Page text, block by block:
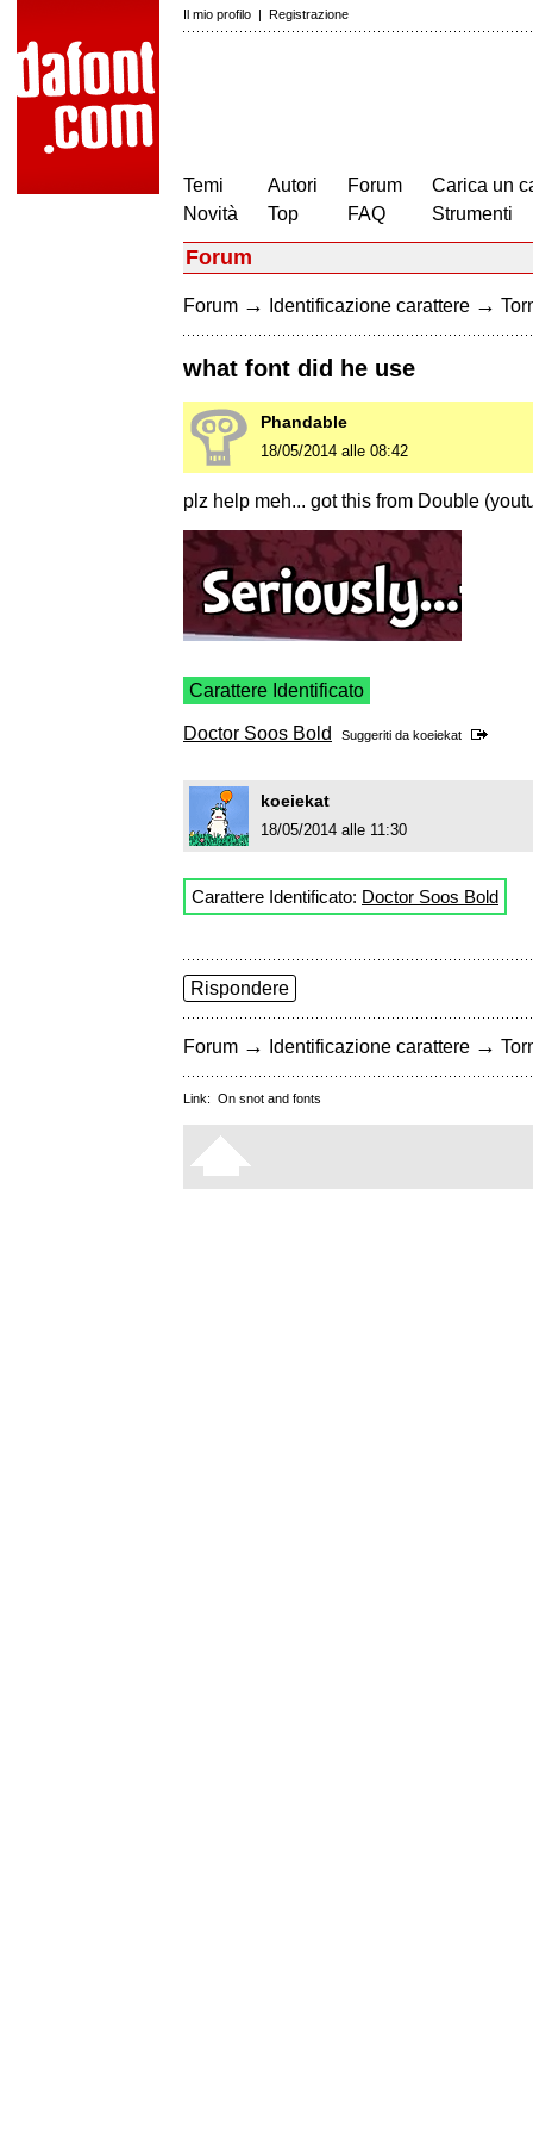
Il mio profilo | Registrazione
Temi
Novità
Autori
Top
Forum
FAQ
Carica un
Strumenti
Forum
Forum → Identificazione carattere →
what font did he use
Phandable
18/05/2014 alle 08:42
plz help meh... got this from Double
Carattere Identificato
Doctor Soos Bold Suggeriti da koeiekat
koeiekat
18/05/2014 alle 11:30
Carattere Identificato: Doctor Soos Bold
Rispondere
Forum → Identificazione carattere →
Link: On snot and fonts